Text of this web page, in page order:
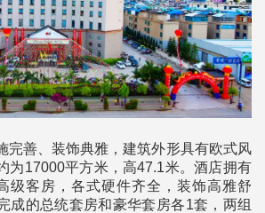
完善、装饰典雅，建筑外形具有欧式风
为17000平方米，高47.1米。酒店拥有
级客房，各式硬件齐全，装饰高雅舒
成的总统套房和豪华套房各1套，两组